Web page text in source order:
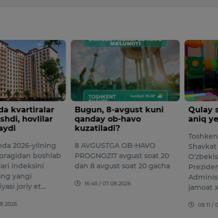
kuni
havo
OB-HAVO
avgust soat 20
soat 20 gacha
Qulay shahar muhiti —
aniq yechimlar orqali
Shavkat Umurzakov
O‘zbekiston Respublikasi
Prezidenti
jamoat xavfsizligi va qon…
Tramp:
oldini
AQSh
Tramp
bo‘lib